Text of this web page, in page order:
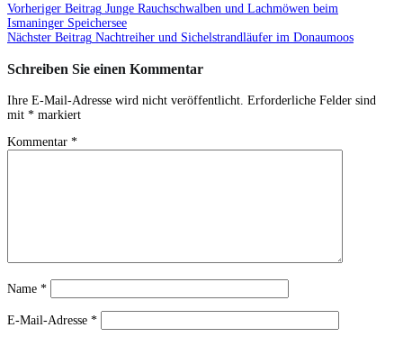
Vorheriger Beitrag Junge Rauchschwalben und Lachmöwen beim
Ismaninger Speichersee
Nächster Beitrag Nachtreiher und Sichelstrandläufer im Donaumoos
Schreiben Sie einen Kommentar
Ihre E-Mail-Adresse wird nicht veröffentlicht. Erforderliche Felder sind
mit * markiert
Kommentar *
Name *
E-Mail-Adresse *